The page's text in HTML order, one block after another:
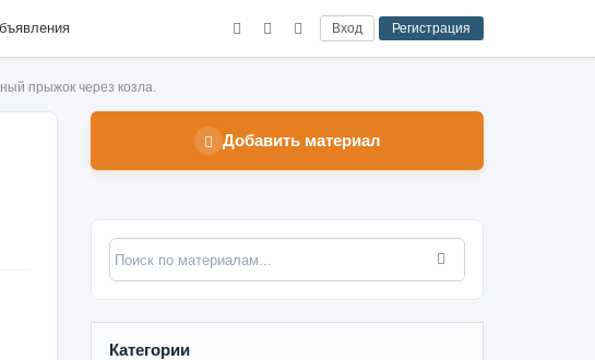
Вход Регистрация
прыжок через козла.
Добавить материал
Категории